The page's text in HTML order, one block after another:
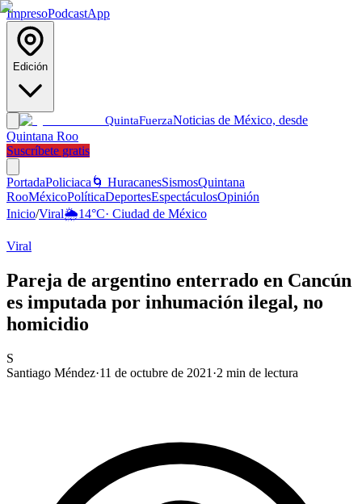
ImpresoPodcastApp
Edición
QuintaFuerzaNoticias de México, desde
Quintana Roo
Suscríbete gratis
PortadaPoliciaca 🌀 HuracanesSismosQuintana
RooMéxicoPolíticaDeportesEspectáculosOpinión
Inicio/Viral🌦️14°C· Ciudad de México
Viral
Pareja de argentino enterrado en Cancún
es imputada por inhumación ilegal, no
homicidio
S
Santiago Méndez·11 de octubre de 2021 ·2 min de lectura